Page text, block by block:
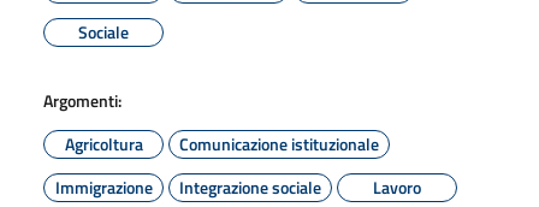
Sociale
Argomenti:
Agricoltura
Comunicazione istituzionale
Immigrazione
Integrazione sociale Lavoro